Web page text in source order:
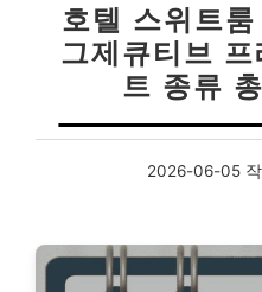
호텔 스위트룸
그제큐티브
트 종류
2026-06-05